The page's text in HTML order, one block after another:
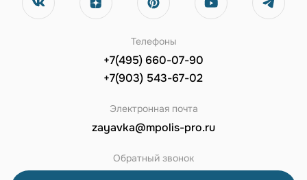
Телефоны
+7(495) 660-07-90
+7(903) 543-67-02
Электронная почта
zayavka@mpolis-pro.ru
Обратный звонок